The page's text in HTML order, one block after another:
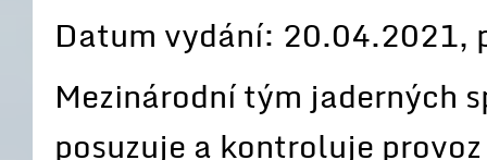
Datum vydání:
Mezinárodní tým jaderných
posuzuje a kontroluje